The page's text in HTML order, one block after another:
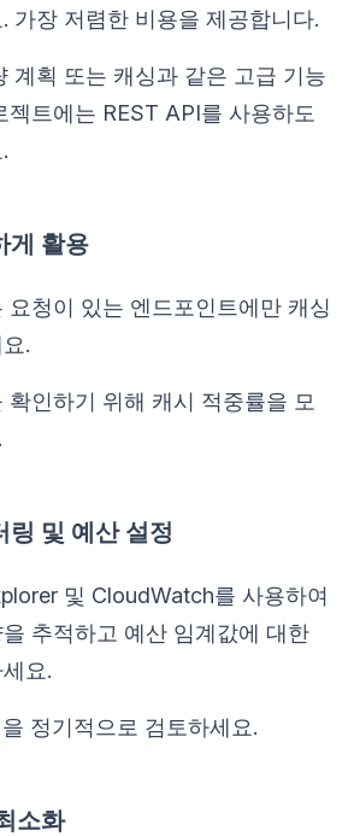
가장 저렴한 비용을 제공합니다.
계획 또는 캐싱과 같은 고급 기능
젝트에는 REST API를 사용하도
게 활용
요청이 있는 엔드포인트에만 캐싱
.
확인하기 위해 캐시 적중률을 모
링 및 예산 설정
및 CloudWatch를 사용하여
추적하고 예산 임계값에 대한
요.
정기적으로 검토하세요.
소화